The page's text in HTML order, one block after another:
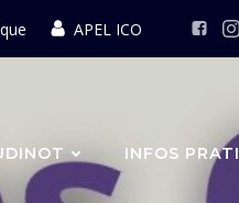
APEL ICO
INFOS